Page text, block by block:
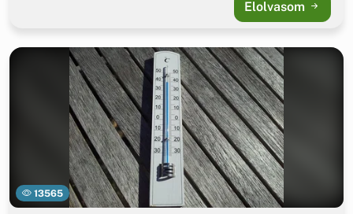
Elolvasom
13565